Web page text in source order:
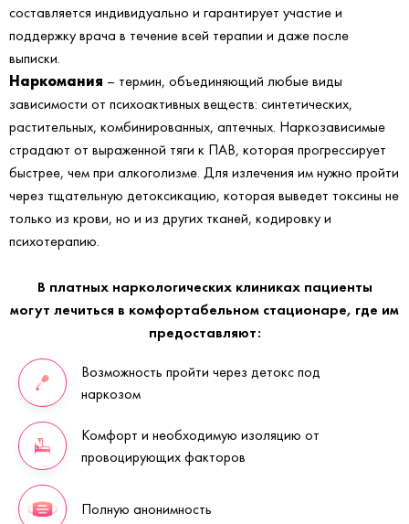
составляется индивидуально и гарантирует участие и
поддержку врача в течение всей терапии и даже после
выписки.
Наркомания – термин, объединяющий любые виды
зависимости от психоактивных веществ: синтетических,
растительных, комбинированных, аптечных. Наркозависимые
страдают от выраженной тяги к ПАВ, которая прогрессирует
быстрее, чем при алкоголизме. Для излечения им нужно пройти
через тщательную детоксикацию, которая выведет токсины не
только из крови, но и из других тканей, кодировку и
психотерапию.
В платных наркологических клиниках пациенты
могут лечиться в комфортабельном стационаре, где им
предоставляют:
Возможность пройти через детокс под
наркозом
Комфорт и необходимую изоляцию от
провоцирующих факторов
Полную анонимность